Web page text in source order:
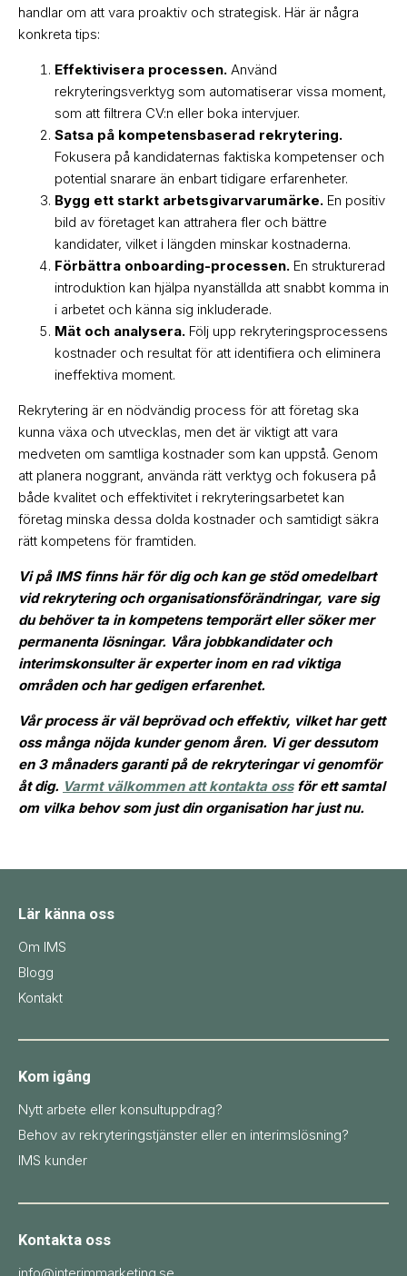
handlar om att vara proaktiv och strategisk. Här är några
konkreta tips:
Effektivisera processen. Använd
rekryteringsverktyg som automatiserar vissa moment,
som att filtrera CV:n eller boka intervjuer.
Satsa på kompetensbaserad rekrytering.
Fokusera på kandidaternas faktiska kompetenser och
potential snarare än enbart tidigare erfarenheter.
Bygg ett starkt arbetsgivarvarumärke. En positiv
bild av företaget kan attrahera fler och bättre
kandidater, vilket i längden minskar kostnaderna.
Förbättra onboarding-processen. En strukturerad
introduktion kan hjälpa nyanställda att snabbt komma in
i arbetet och känna sig inkluderade.
Mät och analysera. Följ upp rekryteringsprocessens
kostnader och resultat för att identifiera och eliminera
ineffektiva moment.
Rekrytering är en nödvändig process för att företag ska
kunna växa och utvecklas, men det är viktigt att vara
medveten om samtliga kostnader som kan uppstå. Genom
att planera noggrant, använda rätt verktyg och fokusera på
både kvalitet och effektivitet i rekryteringsarbetet kan
företag minska dessa dolda kostnader och samtidigt säkra
rätt kompetens för framtiden.
Vi på IMS finns här för dig och kan ge stöd omedelbart
vid rekrytering och organisationsförändringar, vare sig
du behöver ta in kompetens temporärt eller söker mer
permanenta lösningar. Våra jobbkandidater och
interimskonsulter är experter inom en rad viktiga
områden och har gedigen erfarenhet.
Vår process är väl beprövad och effektiv, vilket har gett
oss många nöjda kunder genom åren. Vi ger dessutom
en 3 månaders garanti på de rekryteringar vi genomför
åt dig. Varmt välkommen att kontakta ossför ett samtal
om vilka behov som just din organisation har just nu.
Lär känna oss
Om IMS
Blogg
Kontakt
Kom igång
Nytt arbete eller konsultuppdrag?
Behov av rekryteringstjänster eller en interimslösning?
IMS kunder
Kontakta oss
info@interimmarketing.se